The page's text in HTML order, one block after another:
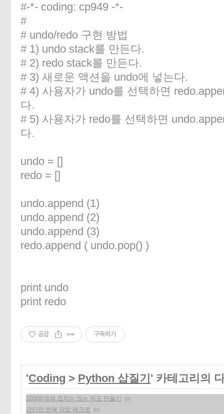
#-*- coding: cp949 -*-
#
# undo/redo 구현 방법
# 1) undo stack를 만든다.
# 2) redo stack를 만든다.
# 3) 새로운 액션을 undo에 넣는다.
# 4) 사용자가 undo를 선택하면
다.
# 5) 사용자가 redo를 선택하면
다.
undo = []
redo = []
undo.append (1)
undo.append (2)
undo.append (3)
redo.append ( undo.pop() )
print undo
print redo
공감 구독하기
'Coding > Python 삽질기 ' 카테고리의
10000개의 겹치는 않는 좌표 만들기 (0)
간단한 반복 작업 매크로 (0)